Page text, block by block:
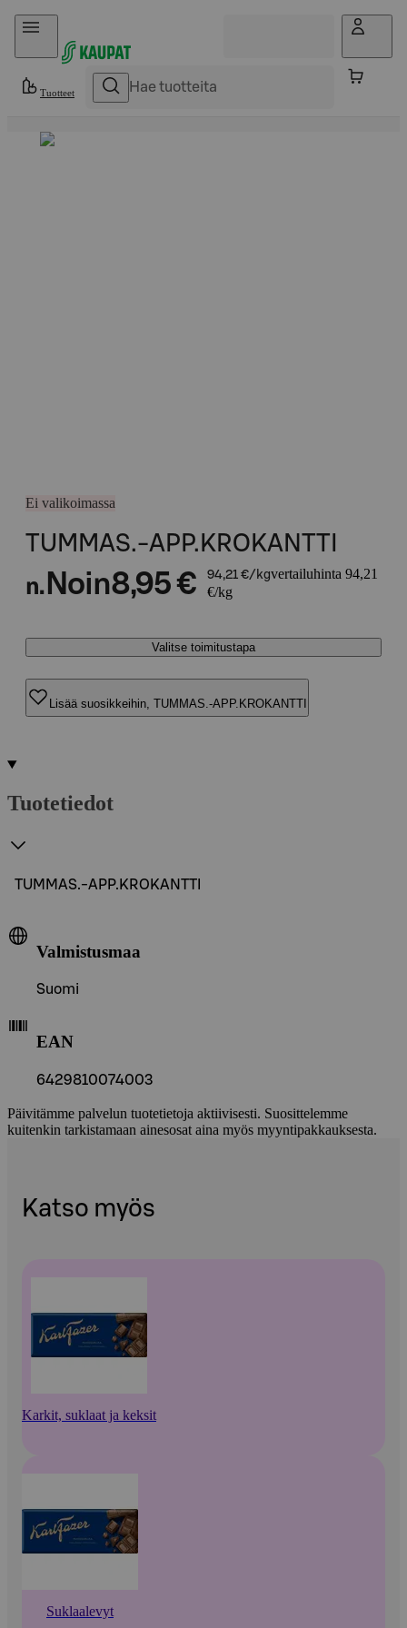
Hyppää sisältöön
Tuotteet
Ei valikoimassa
TUMMAS.-APP.KROKANTTI
n. Noin8,95 € 94,21 €/kgvertailuhinta 94,21
€/kg
Valitse toimitustapa
Lisää suosikkeihin, TUMMAS.-APP.KROKANTTI
Tuotetiedot
TUMMAS.-APP.KROKANTTI
Valmistusmaa
Suomi
EAN
6429810074003
Päivitämme palvelun tuotetietoja aktiivisesti. Suosittelemme
kuitenkin tarkistamaan ainesosat aina myös myyntipakkauksesta.
Katso myös
Karkit, suklaat ja keksit
Suklaalevyt